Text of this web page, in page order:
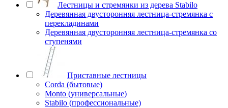
Лестницы и стремянки из дерева Stabilo
Деревянная двусторонняя лестница-стремянка с
перекладинами
Деревянная двусторонняя лестница-стремянка со
ступенями
Приставные лестницы
Corda (бытовые)
Monto (универсальные)
Stabilo (профессиональные)